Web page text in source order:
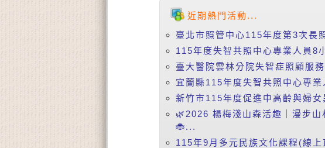
近期熱門活動...
臺北市照管中心115年度第3次長
115年度失智共照中心專業人員8
臺大醫院雲林分院失智症照顧服
宜蘭縣115年度失智共照中心專
新竹市115年度促進中高齡與婦
🌿2026 楊梅淺山森活趣｜漫步
🐞...
115年9月多元民族文化課程(線